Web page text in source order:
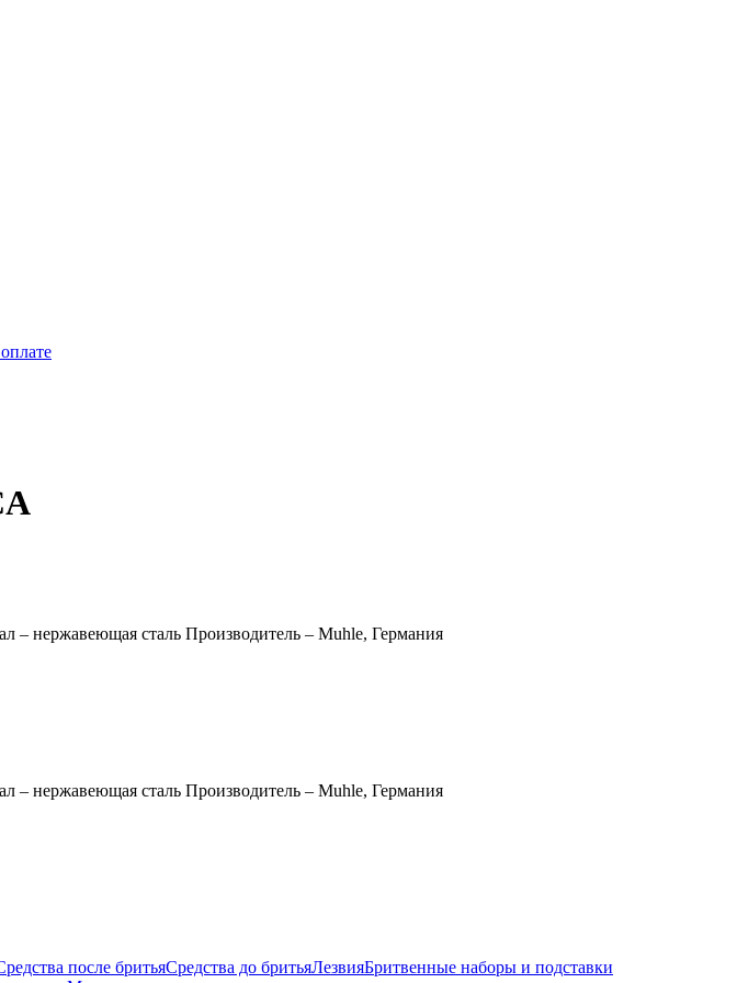
– нержавеющая сталь Производитель – Muhle, Германия
– нержавеющая сталь Производитель – Muhle, Германия
после бритьяСредства до бритьяЛезвияБритвенные наборы и подставки